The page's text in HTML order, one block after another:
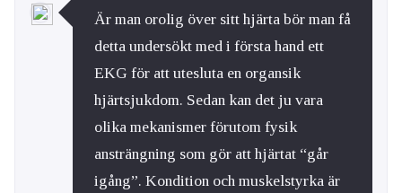
Är man orolig över sitt hjärta bör man få
detta undersökt med i första hand ett
EKG för att utesluta en organsik
hjärtsjukdom. Sedan kan det ju vara
olika mekanismer förutom fysik
ansträngning som gör att hjärtat “går
igång”. Kondition och muskelstyrka är